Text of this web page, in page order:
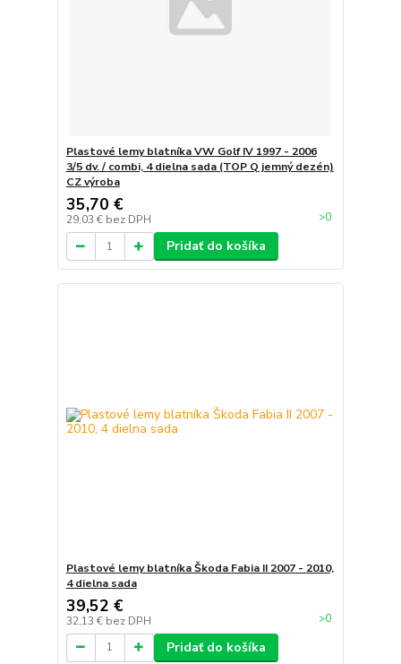
Plastové lemy blatníka VW Golf IV 1997 - 2006
3/5 dv. / combi, 4 dielna sada (TOP Q jemný dezén)
CZ výroba
35,70 €
29,03 € bez DPH >0
Pridať do košíka
Plastové lemy blatníka Škoda Fabia II 2007 - 2010,
4 dielna sada
39,52 €
32,13 € bez DPH >0
Pridať do košíka